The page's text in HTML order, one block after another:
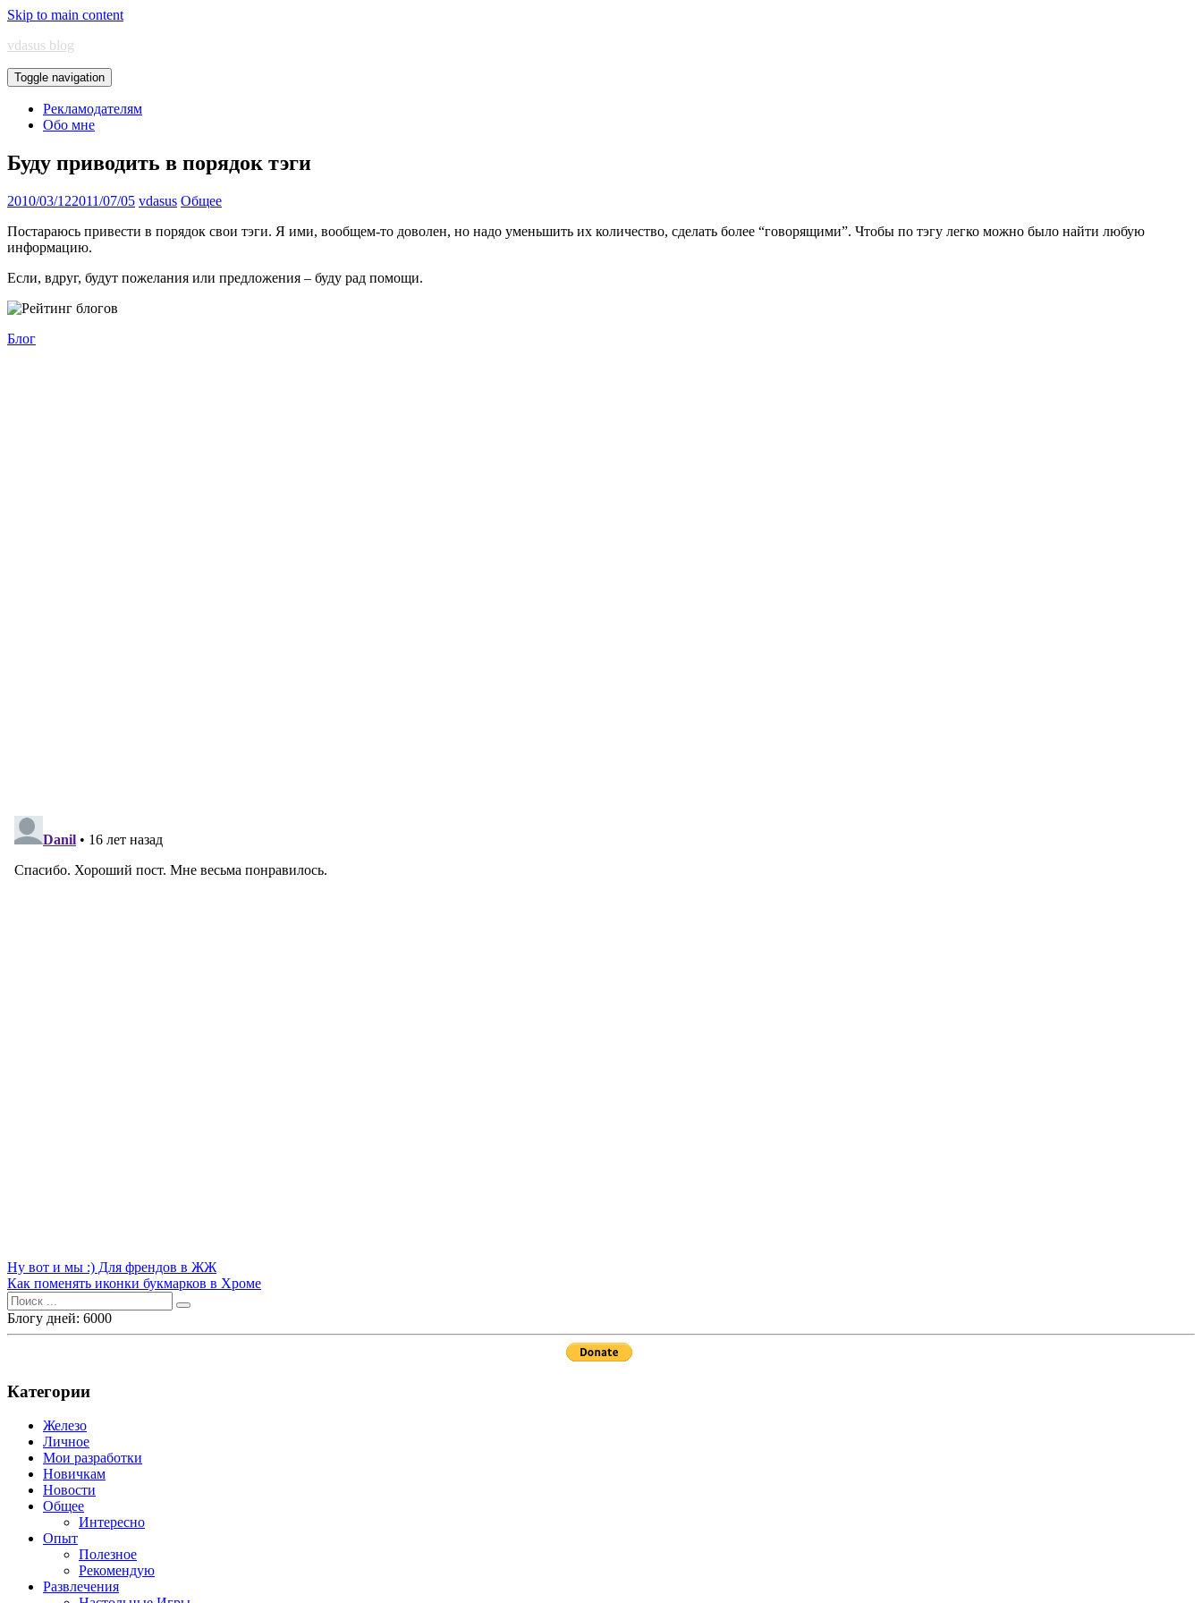
Skip to main content
vdasus blog
Toggle navigation
Рекламодателям
Обо мне
Буду приводить в порядок тэги
2010/03/122011/07/05 vdasus Общее
Постараюсь привести в порядок свои тэги. Я ими, вообщем-то доволен, но надо уменьшить их количество, сделать более “говорящими”. Чтобы по тэгу легко можно было найти любую
информацию.
Если, вдруг, будут пожелания или предложения – буду рад помощи.
Блог
Навигация
по
записям
Ну вот и мы :) Для френдов в ЖЖ
Как поменять иконки букмарков в Хроме
Поиск
для:
Блогу дней: 6000
Категории
Железо
Личное
Мои разработки
Новичкам
Новости
Общее
Интересно
Опыт
Полезное
Рекомендую
Развлечения